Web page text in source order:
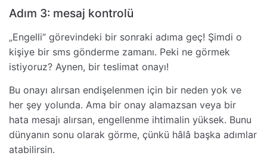
Adım 3: mesaj kontrolü
„Engelli“ görevindeki bir sonraki adıma geç! Şimdi o
kişiye bir sms gönderme zamanı. Peki ne görmek
istiyoruz? Aynen, bir teslimat onayı!
Bu onayı alırsan endişelenmen için bir neden yok ve
her şey yolunda. Ama bir onay alamazsan veya bir
hata mesajı alırsan, engellenme ihtimalin yüksek. Bunu
dünyanın sonu olarak görme, çünkü hâlâ başka adımlar
atabilirsin.